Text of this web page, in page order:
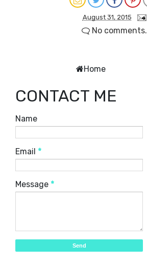
August 31, 2015
No comments.
Home
CONTACT ME
Name
Email *
Message *